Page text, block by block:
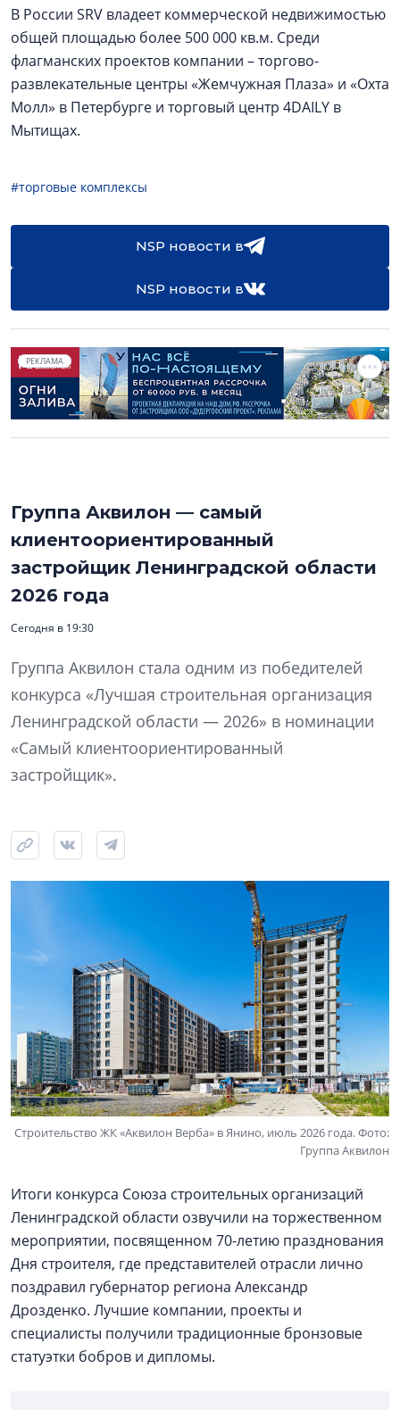
В России SRV владеет коммерческой недвижимостью
общей площадью более 500 000 кв.м. Среди
флагманских проектов компании – торгово-
развлекательные центры «Жемчужная Плаза» и «Охта
Молл» в Петербурге и торговый центр 4DAILY в
Мытищах.
#торговые комплексы
NSP новости в
NSP новости в
РЕКЛАМА
Группа Аквилон — самый
клиентоориентированный
застройщик Ленинградской области
2026 года
Сегодня в 19:30
Группа Аквилон стала одним из победителей
конкурса «Лучшая строительная организация
Ленинградской области — 2026» в номинации
«Самый клиентоориентированный
застройщик».
Строительство ЖК «Аквилон Верба» в Янино, июль 2026 года. Фото:
Группа Аквилон
Итоги конкурса Союза строительных организаций
Ленинградской области озвучили на торжественном
мероприятии, посвященном 70-летию празднования
Дня строителя, где представителей отрасли лично
поздравил губернатор региона Александр
Дрозденко. Лучшие компании, проекты и
специалисты получили традиционные бронзовые
статуэтки бобров и дипломы.